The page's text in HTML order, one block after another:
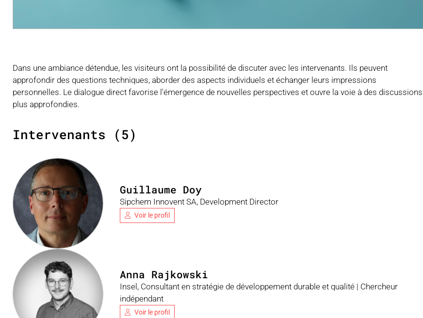
Dans une ambiance détendue, les visiteurs ont la possibilité de discuter avec les intervenants. Ils peuvent
approfondir des questions techniques, aborder des aspects individuels et échanger leurs impressions
personnelles. Le dialogue direct favorise l'émergence de nouvelles perspectives et ouvre la voie à des discussions
plus approfondies.
Intervenants (5)
Guillaume Doy
Sipchem Innovent SA, Development Director
Voir le profil
Anna Rajkowski
Insel, Consultant en stratégie de développement durable et qualité | Chercheur
indépendant
Voir le profil